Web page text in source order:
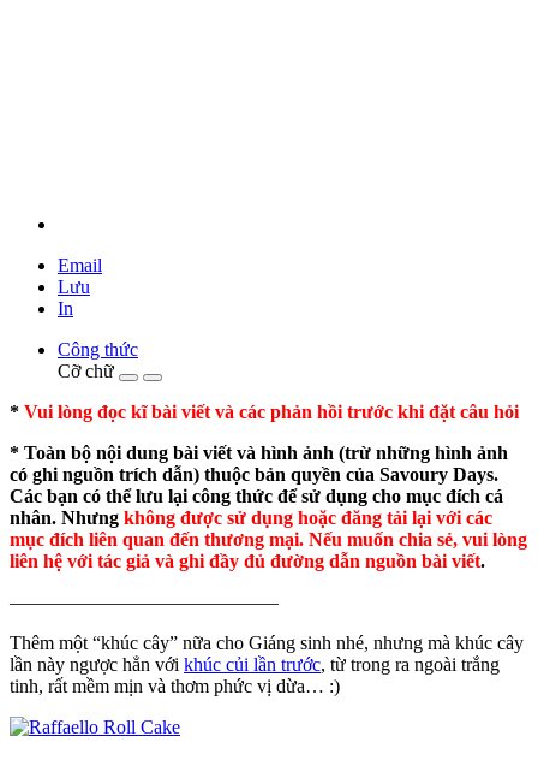
Email
Lưu
In
Công thức
Cỡ chữ
* Vui lòng đọc kĩ bài viết và các phản hồi trước khi đặt câu hỏi
* Toàn bộ nội dung bài viết và hình ảnh (trừ những hình ảnh
có ghi nguồn trích dẫn) thuộc bản quyền của Savoury Days.
Các bạn có thể lưu lại công thức để sử dụng cho mục đích cá
nhân. Nhưng không được sử dụng hoặc đăng tải lại với các
mục đích liên quan đến thương mại. Nếu muốn chia sẻ, vui lòng
liên hệ với tác giả và ghi đầy đủ đường dẫn nguồn bài viết.
——————————————
Thêm một “khúc cây” nữa cho Giáng sinh nhé, nhưng mà khúc cây
lần này ngược hẳn với khúc củi lần trước, từ trong ra ngoài trắng
tinh, rất mềm mịn và thơm phức vị dừa… :)